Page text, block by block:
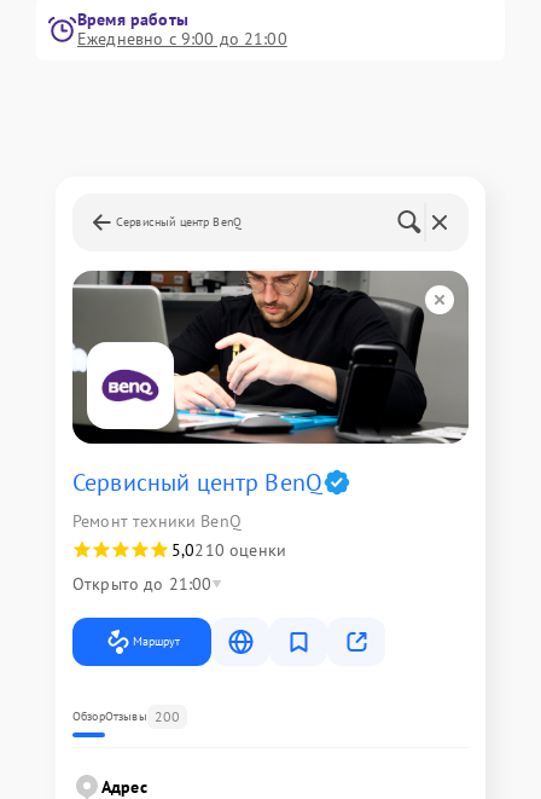
Время работы
Ежедневно с 9:00 до 21:00
Сервисный центр BenQ
Сервисный центр BenQ
Ремонт техники BenQ
5,0210 оценки
Открыто до 21:00
Маршрут
ОбзорОтзывы 200
Адрес